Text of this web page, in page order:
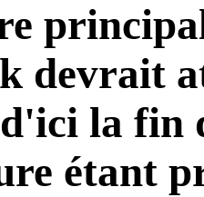
devrait
la fin
étant